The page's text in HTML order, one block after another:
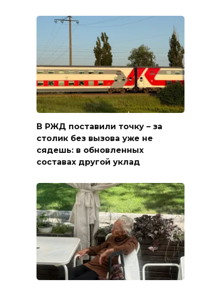
В РЖД поставили точку – за
столик без вызова уже не
сядешь: в обновленных
составах другой уклад